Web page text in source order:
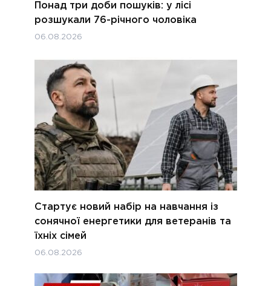
Понад три доби пошуків: у лісі
розшукали 76-річного чоловіка
06.08.2026
Стартує новий набір на навчання із
сонячної енергетики для ветеранів та
їхніх сімей
06.08.2026